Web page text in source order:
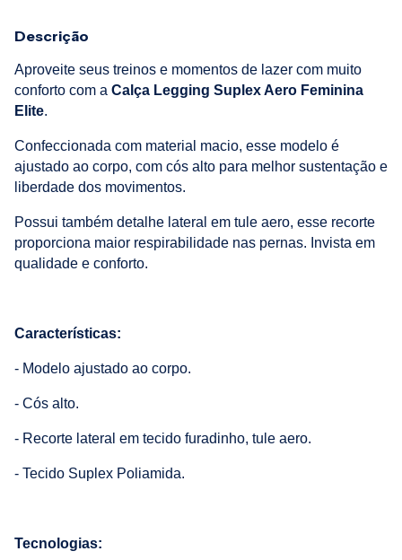
Descrição
Aproveite seus treinos e momentos de lazer com muito
conforto com a Calça Legging Suplex Aero Feminina
Elite.
Confeccionada com material macio, esse modelo é
ajustado ao corpo, com cós alto para melhor sustentação e
liberdade dos movimentos.
Possui também detalhe lateral em tule aero, esse recorte
proporciona maior respirabilidade nas pernas. Invista em
qualidade e conforto.
Características:
- Modelo ajustado ao corpo.
- Cós alto.
- Recorte lateral em tecido furadinho, tule aero.
- Tecido Suplex Poliamida.
Tecnologias: